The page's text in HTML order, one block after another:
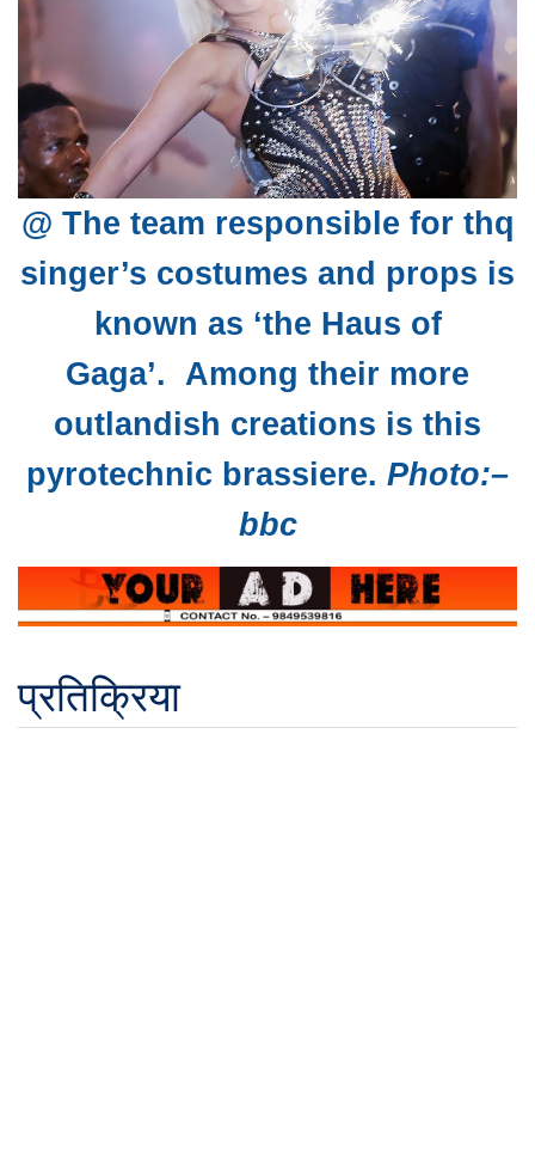
@ The team responsible for thq
singer’s costumes and props is
known as ‘the Haus of
Gaga’.
Among their more
outlandish creations is this
pyrotechnic brassiere. Photo:–
bbc
प्रतिक्रिया